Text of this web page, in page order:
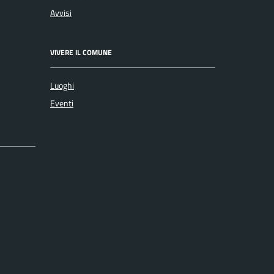
Avvisi
VIVERE IL COMUNE
Luoghi
Eventi